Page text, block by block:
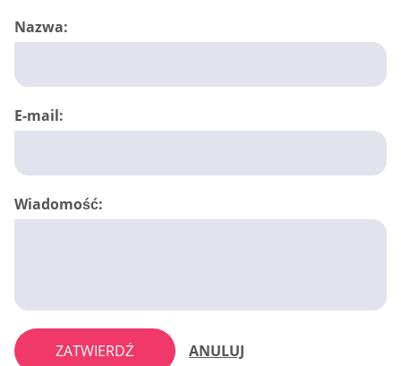
Nazwa:
E-mail:
Wiadomość:
ZATWIERDŹ ANULUJ